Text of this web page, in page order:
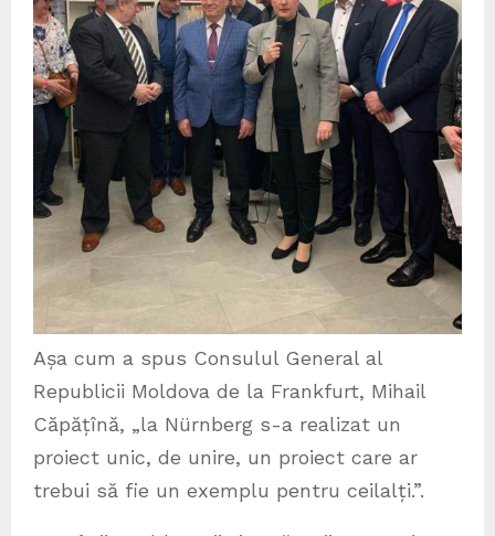
Așa cum a spus Consulul General al
Republicii Moldova de la Frankfurt, Mihail
Căpățînă, „la Nürnberg s-a realizat un
proiect unic, de unire, un proiect care ar
trebui să fie un exemplu pentru ceilalți.”.